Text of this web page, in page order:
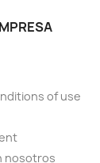
of use
nosotros